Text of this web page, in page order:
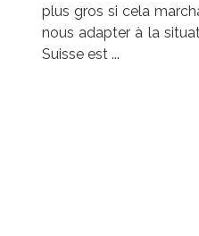
plus gros si cela
nous adapter à la
Suisse est ...